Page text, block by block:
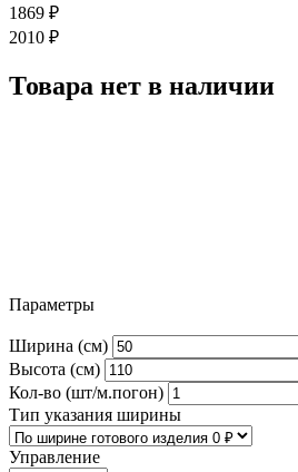
1869 ₽
2010 ₽
Товара нет в наличии
Параметры
Ширина (см)
Высота (см)
Кол-во (шт/м.погон)
Тип указания ширины
Управление